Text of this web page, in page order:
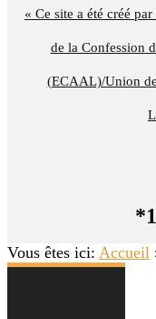
« Ce site a été créé
de la Confession
(ECAAL)/Union
Vous êtes ici: Accueil